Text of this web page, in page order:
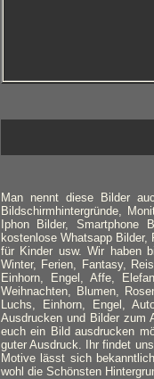
Man nennt diese Bilder
Bildschirmhintergründe,
Iphon Bilder, Smartphone
kostenlose Whatsapp
für Kinder usw. Wir haben
Winter, Ferien, Fantasy,
Einhorn, Engel, Affe,
Weihnachten, Blumen,
Luchs, Einhorn, Engel,
Ausdrucken und Bilder zum
euch ein Bild ausdrucken
guter Ausdruck. Ihr findet
Motive lässt sich
wohl die Schönsten